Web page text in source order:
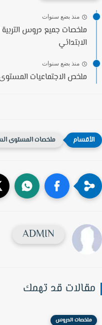
منذ بضع سنوات
ملخصات جميع دروس التربية
الابتدائي
منذ بضع سنوات
ملخص الاجتماعيات
ملخصات المستوى
ADMIN
قد تهمك
ملخصات الدروس